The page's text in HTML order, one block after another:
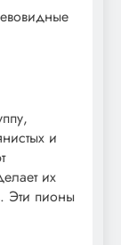
и
их
Эти пионы